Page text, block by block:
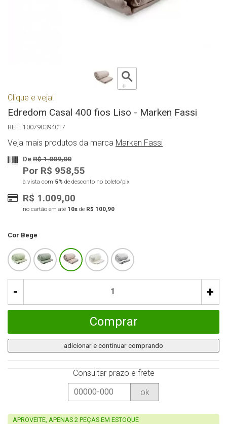
Clique e veja!
Edredom Casal 400 fios Liso - Marken Fassi
100790394017
Veja mais produtos da marca Marken Fassi
DeR$ 1.009,00
Por R$ 958,55
à vista com 5% de desconto no boleto/pix
R$ 1.009,00
no cartão em até 10x de R$ 100,90
Cor Bege
- +
Comprar
adicionar e continuar comprando
Consultar prazo e frete
ok
APROVEITE, APENAS 2 PEÇAS EM ESTOQUE